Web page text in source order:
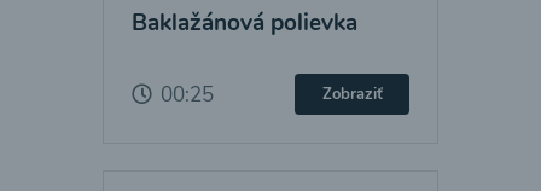
Baklažánová polievka
00:25 Zobraziť